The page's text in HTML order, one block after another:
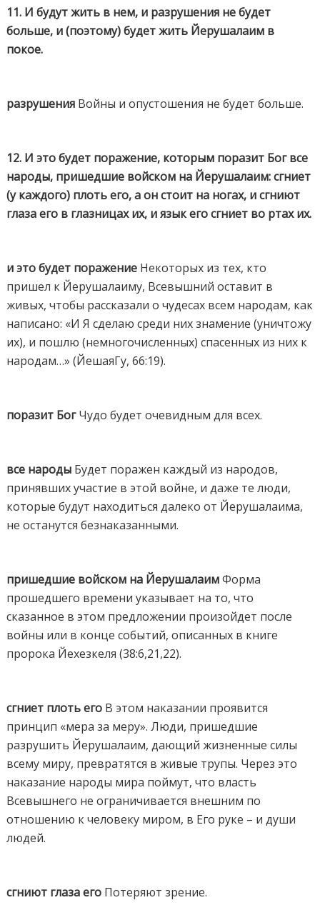
11. И будут жить в нем, и разрушения не будет
больше, и (поэтому) будет жить Йерушалаим в
покое.
разрушения Войны и опустошения не будет больше.
12. И это будет поражение, которым поразит Бог все
народы, пришедшие войском на Йерушалаим: сгниет
(у каждого) плоть его, а он стоит на ногах, и сгниют
глаза его в глазницах их, и язык его сгниет во ртах их.
и это будет поражение Некоторых из тех, кто
пришел к Йерушалаиму, Всевышний оставит в
живых, чтобы рассказали о чудесах всем народам, как
написано: «И Я сделаю среди них знамение (уничтожу
их), и пошлю (немногочисленных) спасенных из них к
народам…» (ЙешаяГу, 66:19).
поразит БогЧудо будет очевидным для всех.
все народы Будет поражен каждый из народов,
принявших участие в этой войне, и даже те люди,
которые будут находиться далеко от Йерушалаима,
не останутся безнаказанными.
пришедшие войском на ЙерушалаимФорма
прошедшего времени указывает на то, что
сказанное в этом предложении произойдет после
войны или в конце событий, описанных в книге
пророка Йехезкеля (38:6,21,22).
сгниет плоть его В этом наказании проявится
принцип «мера за меру». Люди, пришедшие
разрушить Йерушалаим, дающий жизненные силы
всему миру, превратятся в живые трупы. Через это
наказание народы мира поймут, что власть
Всевышнего не ограничивается внешним по
отношению к человеку миром, в Его руке – и души
людей.
сгниют глаза его Потеряют зрение.